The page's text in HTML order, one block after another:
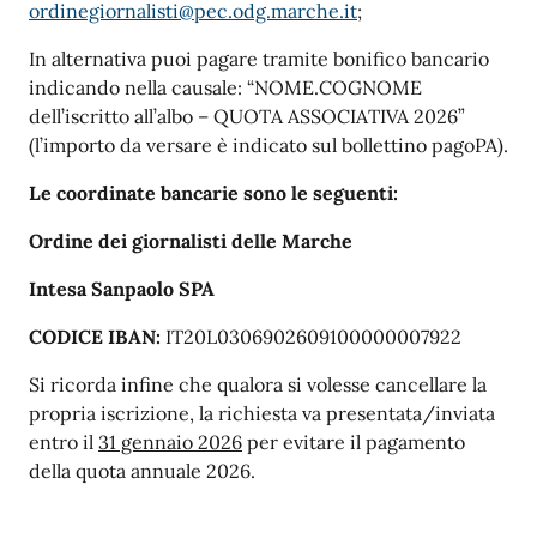
ordinegiornalisti@pec.odg.marche.it;
In alternativa puoi pagare tramite bonifico bancario
indicando nella causale: “NOME.COGNOME
dell’iscritto all’albo – QUOTA ASSOCIATIVA 2026”
(l’importo da versare è indicato sul bollettino pagoPA).
Le coordinate bancarie sono le seguenti:
Ordine dei giornalisti delle Marche
Intesa Sanpaolo SPA
CODICE IBAN: IT20L0306902609100000007922
Si ricorda infine che qualora si volesse cancellare la
propria iscrizione, la richiesta va presentata/inviata
entro il 31 gennaio 2026 per evitare il pagamento
della quota annuale 2026.